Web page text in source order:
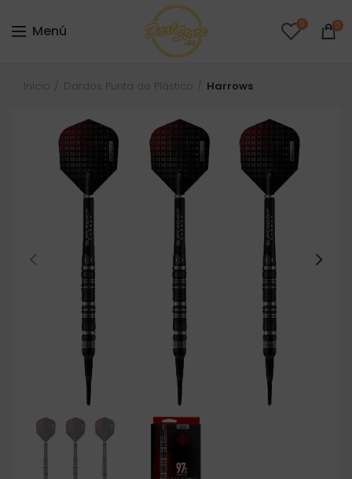
Menú 0 0
Inicio Dardos Punta de Plástico Harrows